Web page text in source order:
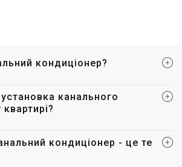
кондиціонер?
канального
кондиціонер - це те